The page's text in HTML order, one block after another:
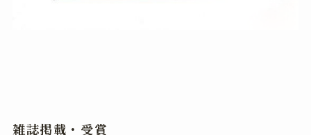
雑誌掲載・受賞